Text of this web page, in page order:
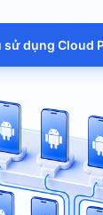
sử dụng Cloud